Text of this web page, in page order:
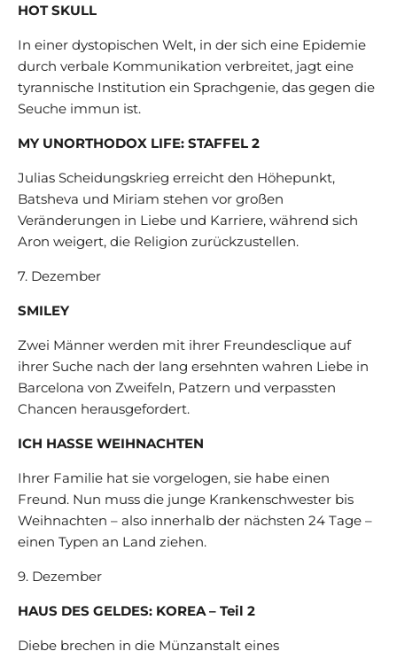
HOT SKULL
In einer dystopischen Welt, in der sich eine Epidemie
durch verbale Kommunikation verbreitet, jagt eine
tyrannische Institution ein Sprachgenie, das gegen die
Seuche immun ist.
MY UNORTHODOX LIFE: STAFFEL 2
Julias Scheidungskrieg erreicht den Höhepunkt,
Batsheva und Miriam stehen vor großen
Veränderungen in Liebe und Karriere, während sich
Aron weigert, die Religion zurückzustellen.
7. Dezember
SMILEY
Zwei Männer werden mit ihrer Freundesclique auf
ihrer Suche nach der lang ersehnten wahren Liebe in
Barcelona von Zweifeln, Patzern und verpassten
Chancen herausgefordert.
ICH HASSE WEIHNACHTEN
Ihrer Familie hat sie vorgelogen, sie habe einen
Freund. Nun muss die junge Krankenschwester bis
Weihnachten – also innerhalb der nächsten 24 Tage –
einen Typen an Land ziehen.
9. Dezember
HAUS DES GELDES: KOREA – Teil 2
Diebe brechen in die Münzanstalt eines